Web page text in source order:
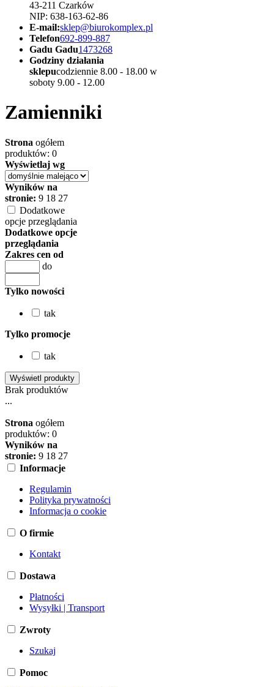
43-211 Czarków
NIP: 638-163-62-86
E-mail:sklep@biurokomplex.pl
Telefon692-899-887
Gadu Gadu1473268
Godziny działania
sklepucodziennie 8.00 - 18.00 w
soboty 9.00 - 12.00
Zamienniki
Strona ogółem
produktów: 0
Wyświetlaj wg
Wyników na
stronie: 9 18 27
Dodatkowe
opcje przeglądania
Dodatkowe opcje
przeglądania
Zakres cen od
do
Tylko nowości
tak
Tylko promocje
tak
Brak produktów
...
Strona ogółem
produktów: 0
Wyników na
stronie: 9 18 27
Informacje
Regulamin
Polityka prywatności
Informacja o cookie
O firmie
Kontakt
Dostawa
Płatności
Wysyłki | Transport
Zwroty
Szukaj
Pomoc